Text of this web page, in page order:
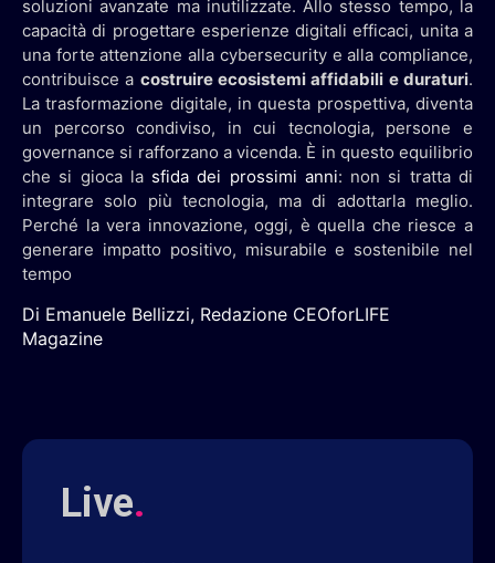
soluzioni avanzate ma inutilizzate. Allo stesso tempo, la
capacità di progettare esperienze digitali efficaci, unita a
una forte attenzione alla cybersecurity e alla compliance,
contribuisce a costruire ecosistemi affidabili e duraturi.
La trasformazione digitale, in questa prospettiva, diventa
un percorso condiviso, in cui tecnologia, persone e
governance si rafforzano a vicenda. È in questo equilibrio
che si gioca la sfida dei prossimi anni: non si tratta di
integrare solo più tecnologia, ma di adottarla meglio.
Perché la vera innovazione, oggi, è quella che riesce a
generare impatto positivo, misurabile e sostenibile nel
tempo
Di Emanuele Bellizzi, Redazione CEOforLIFE
Magazine
Live.